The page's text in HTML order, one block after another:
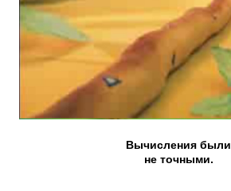
Вычисления были
не точными.